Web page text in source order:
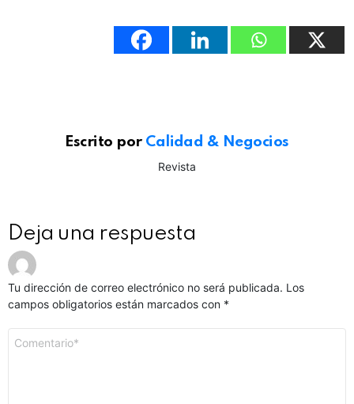
Escrito por Calidad & Negocios
Revista
Deja una respuesta
Tu dirección de correo electrónico no será publicada. Los
campos obligatorios están marcados con *